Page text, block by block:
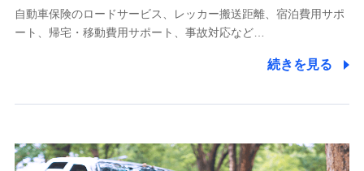
11.マイカー通勤管理クラウド並びに法人向けASPサー
をお送りするため
分析するため
当社の対応品質向上やお問い合わせ内容の正確な把握のため
自動車保険のロードサービス、レッカー搬送距離、宿泊費用サポ
ート、帰宅・移動費用サポート、事故対応など…
続きを見る